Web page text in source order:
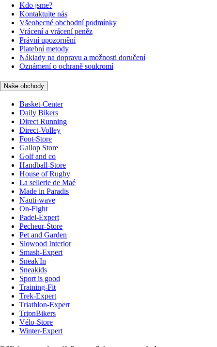
Kdo jsme?
Kontaktujte nás
Všeobecné obchodní podmínky
Vrácení a vrácení peněz
Právní upozornění
Platební metody
Náklady na dopravu a možnosti doručení
Oznámení o ochraně soukromí
Naše obchody
Basket-Center
Daily Bikers
Direct Running
Direct-Volley
Foot-Store
Gallop Store
Golf and co
Handball-Store
House of Rugby
La sellerie de Maé
Made in Paradis
Nauti-wave
On-Fight
Padel-Expert
Pecheur-Store
Pet and Garden
Slowood Interior
Smash-Expert
Sneak'In
Sneakids
Sport is good
Training-Fit
Trek-Expert
Triathlon-Expert
TripnBikers
Vélo-Store
Winter-Expert